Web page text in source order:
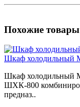
Похожие товары
Шкаф холодильный
Шкаф холодильный
ШХК-800
предназ..